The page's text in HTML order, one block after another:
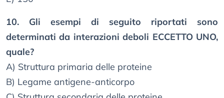
10. Gli esempi di seguito riportati sono
determinati da interazioni deboli ECCETTO UNO,
quale?
A) Struttura primaria delle proteine
B) Legame antigene-anticorpo